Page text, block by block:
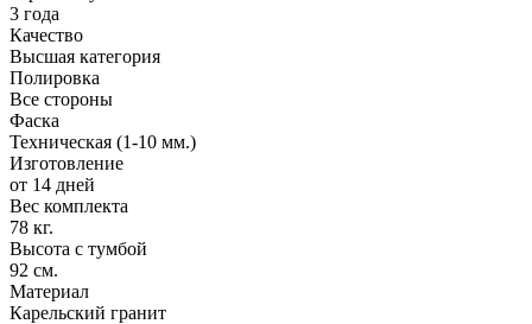
3 года
Качество
Высшая категория
Полировка
Все стороны
Фаска
Техническая (1-10 мм.)
Изготовление
от 14 дней
Вес комплекта
78 кг.
Высота с тумбой
92 см.
Материал
Карельский гранит